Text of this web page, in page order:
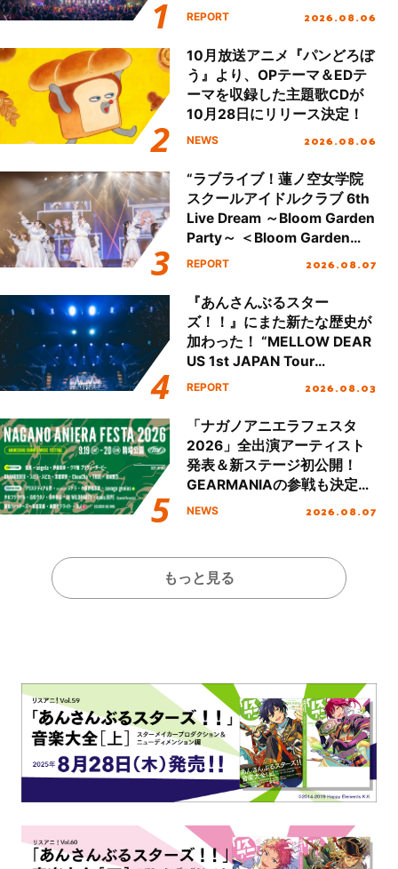
動を経てファイナルを迎える
REPORT 2026.08.06
10月放送アニメ『パンどろぼ
う』より、OPテーマ＆EDテ
ーマを収録した主題歌CDが
10月28日にリリース決定！
NEWS 2026.08.06
“ラブライブ！蓮ノ空女学院
スクールアイドルクラブ 6th
Live Dream ～Bloom Garden
Party～ ＜Bloom Garden
Party Stage／埼玉公演＞”
REPORT 2026.08.07
『あんさんぶるスター
ズ！！』にまた新たな歴史が
加わった！ “MELLOW DEAR
US 1st JAPAN Tour
Final「NICE to meet YOU
ート!!
REPORT 2026.08.03
「ナガノアニエラフェスタ
2026」全出演アーティスト
発表＆新ステージ初公開！
GEARMANIAの参戦も決定
し、初となる第3ステージの
NEWS 2026.08.07
もっと見る